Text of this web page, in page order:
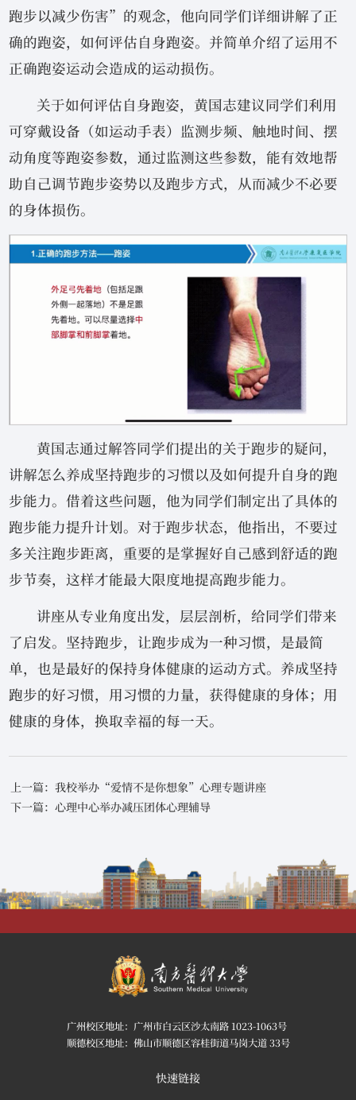
跑步以减少伤害”的观念，他向同学们详细讲解了正
确的跑姿，如何评估自身跑姿。并简单介绍了运用不
正确跑姿运动会造成的运动损伤。
关于如何评估自身跑姿，黄国志建议同学们利用
可穿戴设备（如运动手表）监测步频、触地时间、摆
动角度等跑姿参数，通过监测这些参数，能有效地帮
助自己调节跑步姿势以及跑步方式，从而减少不必要
的身体损伤。
黄国志通过解答同学们提出的关于跑步的疑问，
讲解怎么养成坚持跑步的习惯以及如何提升自身的跑
步能力。借着这些问题，他为同学们制定出了具体的
跑步能力提升计划。对于跑步状态，他指出，不要过
多关注跑步距离，重要的是掌握好自己感到舒适的跑
步节奏，这样才能最大限度地提高跑步能力。
讲座从专业角度出发，层层剖析，给同学们带来
了启发。坚持跑步，让跑步成为一种习惯，是最简
单，也是最好的保持身体健康的运动方式。养成坚持
跑步的好习惯，用习惯的力量，获得健康的身体；用
健康的身体，换取幸福的每一天。
上一篇：我校举办“爱情不是你想象”心理专题讲座
下一篇：心理中心举办减压团体心理辅导
广州校区地址：广州市白云区沙太南路 1023-1063号
顺德校区地址：佛山市顺德区容桂街道马岗大道 33号
快速链接